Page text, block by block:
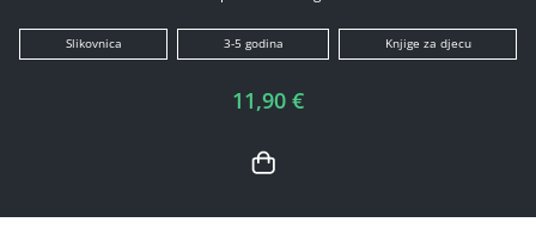
Slikovnica 3-5 godina Knjige za djecu
11,90 €